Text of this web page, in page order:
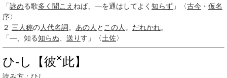
「詠める歌多く 聞こえ ねば、―を通はしてよく 知らず 」〈古今 ・ 仮名
序〉
２ 三人称の人代名詞。 あの人 と この人 。 だれかれ。
「―、知る知らぬ 送りす」〈土佐〉
ひ‐し【彼×此】